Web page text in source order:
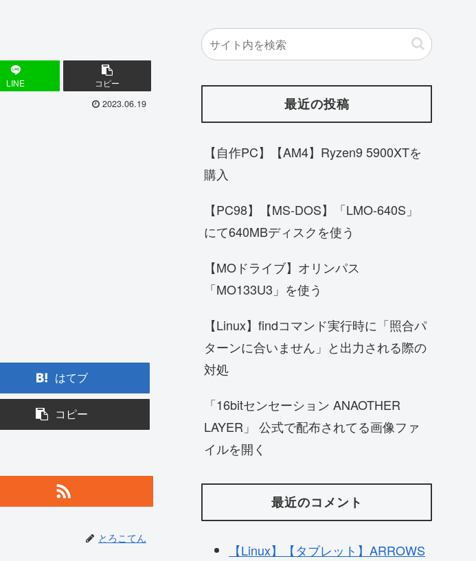
LINE コピー
2023.06.19
はてブ
コピー
とろこてん
最近の投稿
【自作PC】【AM4】Ryzen9 5900XTを
購入
【PC98】【MS-DOS】「LMO-640S」
にて640MBディスクを使う
【MOドライブ】オリンパス
「MO133U3」を使う
【Linux】findコマンド実行時に「照合パ
ターンに合いません」と出力される際の
対処
「16bitセンセーション ANAOTHER
LAYER」 公式で配布されてる画像ファ
イルを開く
最近のコメント
【Linux】【タブレット】ARROWS